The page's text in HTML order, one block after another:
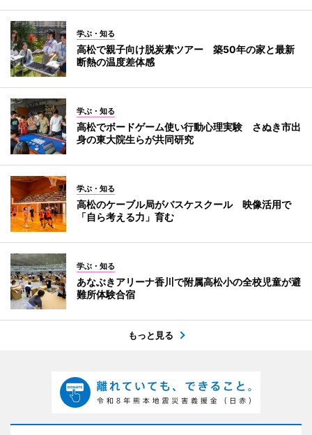
学ぶ・知る
高松で親子向け脱炭素ツアー 築50年の家と最新
断熱の温度差体感
学ぶ・知る
高松でボードゲーム使い行動心理実験 さぬき市出
身の東大院生らが共同研究
学ぶ・知る
高松のケーブル局がバスケスクール 映像活用で
「自ら考える力」育む
学ぶ・知る
あなぶきアリーナ香川で附属高松小の全校児童が避
難所体験合宿
もっと見る